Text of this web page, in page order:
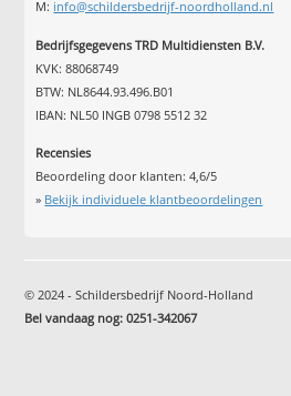
M: info@schildersbedrijf-noordholland.nl
Bedrijfsgegevens TRD Multidiensten B.V.
KVK: 88068749
BTW: NL8644.93.496.B01
IBAN: NL50 INGB 0798 5512 32
Recensies
Beoordeling door klanten:4,6/5
» Bekijk individuele klantbeoordelingen
© 2024 - Schildersbedrijf Noord-Holland
Bel vandaag nog: 0251-342067